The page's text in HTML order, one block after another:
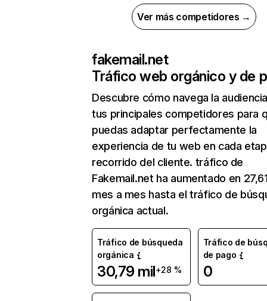
Ver más competidores →
fakemail.net
Tráfico web orgánico y de
Descubre cómo navega la
tus principales competidores para
puedas adaptar perfectamente la
experiencia de tu web en cada
recorrido del cliente. tráfico de
Fakemail.net ha aumentado en
mes a mes hasta el tráfico de
orgánica actual.
Tráfico de búsqueda
orgánica
30,79 mil+28 %
Tráfico de
de pago
0